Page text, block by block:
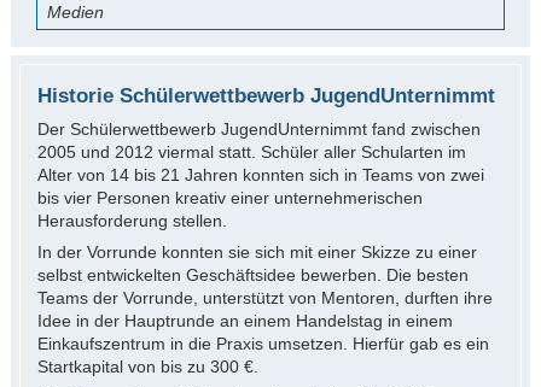
Medien
Historie Schülerwettbewerb JugendUnternimmt
Der Schülerwettbewerb JugendUnternimmt fand zwischen
2005 und 2012 viermal statt. Schüler aller Schularten im
Alter von 14 bis 21 Jahren konnten sich in Teams von zwei
bis vier Personen kreativ einer unternehmerischen
Herausforderung stellen.
In der Vorrunde konnten sie sich mit einer Skizze zu einer
selbst entwickelten Geschäftsidee bewerben. Die besten
Teams der Vorrunde, unterstützt von Mentoren, durften ihre
Idee in der Hauptrunde an einem Handelstag in einem
Einkaufszentrum in die Praxis umsetzen. Hierfür gab es ein
Startkapital von bis zu 300 €.